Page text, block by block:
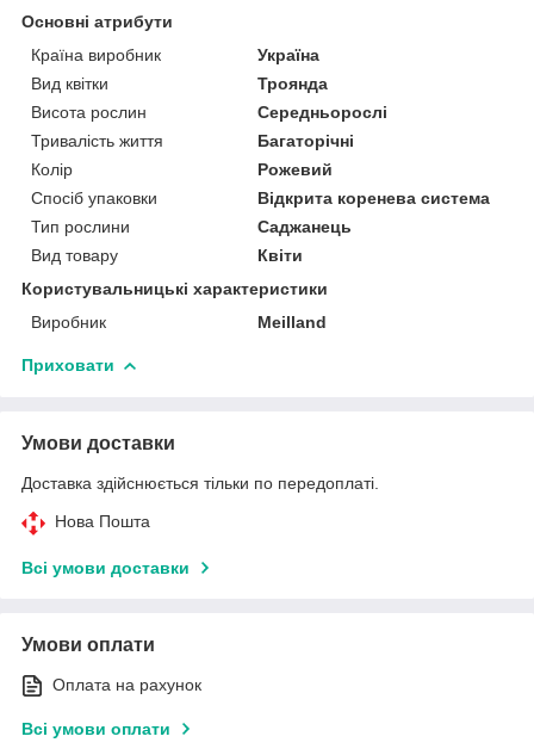
Основні атрибути
Країна виробник
Україна
Вид квітки
Троянда
Висота рослин
Середньорослі
Тривалість життя
Багаторічні
Колір
Рожевий
Спосіб упаковки
Відкрита коренева система
Тип рослини
Саджанець
Вид товару
Квіти
Користувальницькі характеристики
Виробник
Meilland
Приховати
Умови доставки
Доставка здійснюється тільки по передоплаті.
Нова Пошта
Всі умови доставки
Умови оплати
Оплата на рахунок
Всі умови оплати